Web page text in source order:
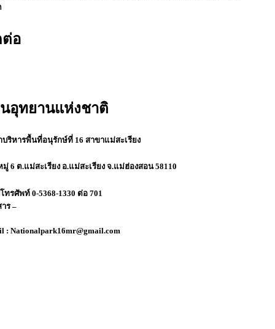
อ
อุทยานแห่งชาติ
ริหารพื้นที่อนุรักษ์ที่ 16 สาขาแม่สะเรียง
มู่ 6 ต.แม่สะเรียง​ อ.แม่สะเรียง จ.แม่ฮ่องสอน 58110
ทรศัพท์ 0-5368-1330 ต่อ 701
ร –
: Nationalpark16mr@gmail.com